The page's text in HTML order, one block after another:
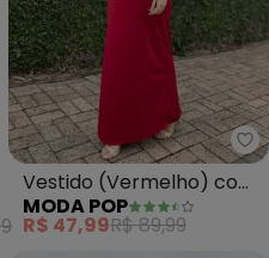
- Vestido (Floral Azul)
Vestido (Vermelho) com
Recortes na Cintura
MODA POP
R$ 47,99R$ 89,99